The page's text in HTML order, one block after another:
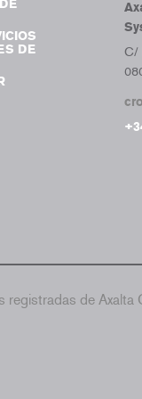
DE
C/
de